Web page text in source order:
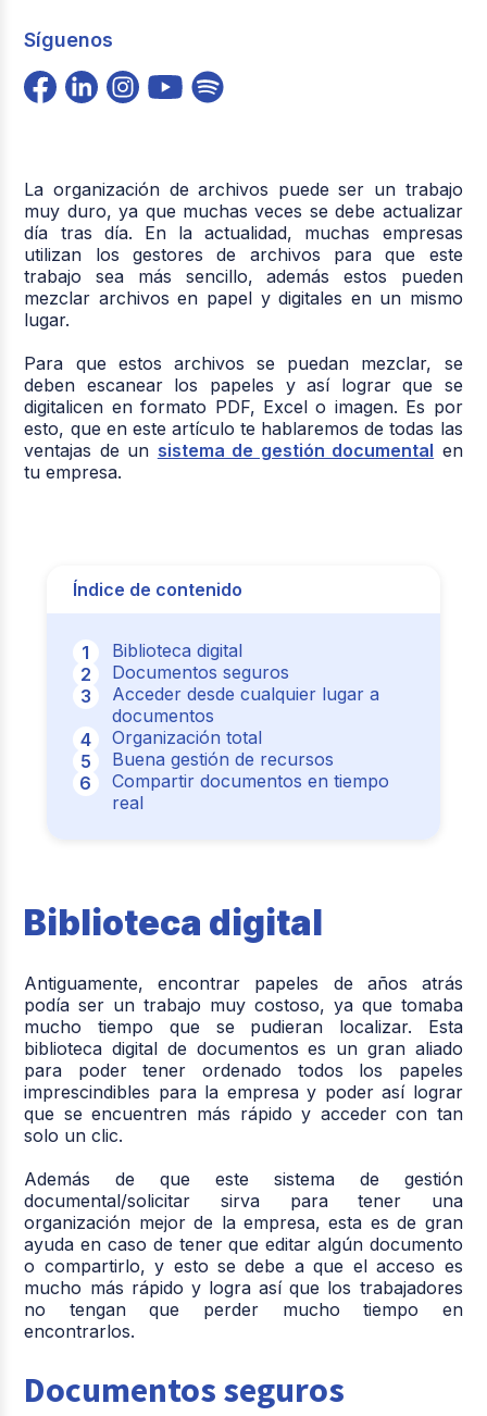
Síguenos
La organización de archivos puede ser un trabajo
muy duro, ya que muchas veces se debe actualizar
día tras día. En la actualidad, muchas empresas
utilizan los gestores de archivos para que este
trabajo sea más sencillo, además estos pueden
mezclar archivos en papel y digitales en un mismo
lugar.
Para que estos archivos se puedan mezclar, se
deben escanear los papeles y así lograr que se
digitalicen en formato PDF, Excel o imagen. Es por
esto, que en este artículo te hablaremos de todas las
ventajas de un sistema de gestión documental en
tu empresa.
Índice de contenido
Biblioteca digital
Documentos seguros
Acceder desde cualquier lugar a
documentos
Organización total
Buena gestión de recursos
Compartir documentos en tiempo
real
Biblioteca digital
Antiguamente, encontrar papeles de años atrás
podía ser un trabajo muy costoso, ya que tomaba
mucho tiempo que se pudieran localizar. Esta
biblioteca digital de documentos es un gran aliado
para poder tener ordenado todos los papeles
imprescindibles para la empresa y poder así lograr
que se encuentren más rápido y acceder con tan
solo un clic.
Además de que este sistema de gestión
documental/solicitar sirva para tener una
organización mejor de la empresa, esta es de gran
ayuda en caso de tener que editar algún documento
o compartirlo, y esto se debe a que el acceso es
mucho más rápido y logra así que los trabajadores
no tengan que perder mucho tiempo en
encontrarlos.
Documentos seguros